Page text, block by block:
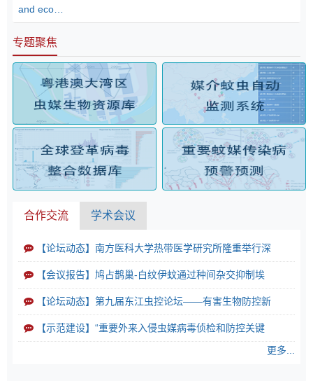
and eco…
专题聚焦
合作交流 学术会议
【论坛动态】南方医科大学热带医学研究所隆重举行深
【会议报告】鸠占鹊巢-白纹伊蚊通过种间杂交抑制埃
【论坛动态】第九届东江虫控论坛——有害生物防控新
【示范建设】“重要外来入侵虫媒病毒侦检和防控关键
更多...